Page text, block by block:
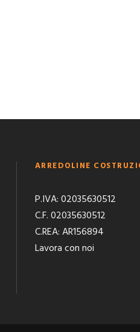
ARREDOLINE
P.IVA: 02035630512
C.F. 02035630512
C.REA: AR156894
Lavora con noi